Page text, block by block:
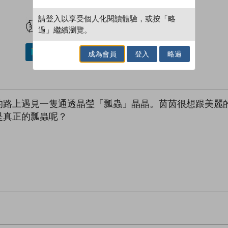
試閲 加入閱讀紀錄
加入／閱讀電子書
上遇見一隻通透晶瑩「瓢蟲」晶晶。茵茵很想跟美
正的瓢蟲呢？
請登入以享受個人化閱讀體驗，或按「略
過」繼續瀏覽。
成為會員 登入 略過